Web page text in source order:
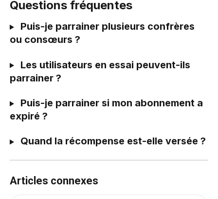
Questions fréquentes
Puis-je parrainer plusieurs confrères
ou consœurs ?
Les utilisateurs en essai peuvent-ils
parrainer ?
Puis-je parrainer si mon abonnement a
expiré ?
Quand la récompense est-elle versée ?
Articles connexes